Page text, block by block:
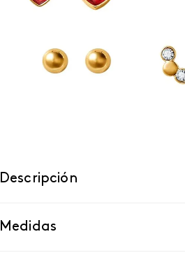
Descripción
Medidas